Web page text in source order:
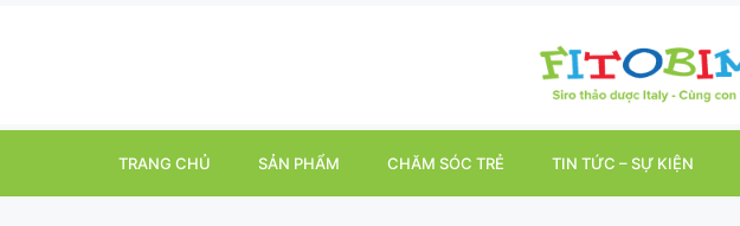
TRANG CHỦ SẢN PHẨM CHĂM SÓC TRẺ TIN TỨC – SỰ KIỆN